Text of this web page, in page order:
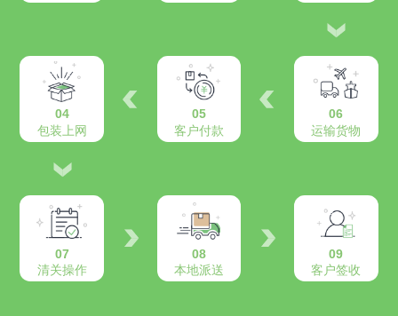
04
包装上网
05
客户付款
06
运输货物
07
清关操作
08
本地派送
09
客户签收